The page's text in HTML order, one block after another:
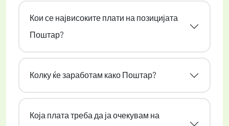
Кои се највисоките плати на позицијата
Поштар?
Колку ќе заработам како Поштар?
Која плата треба да ја очекувам на